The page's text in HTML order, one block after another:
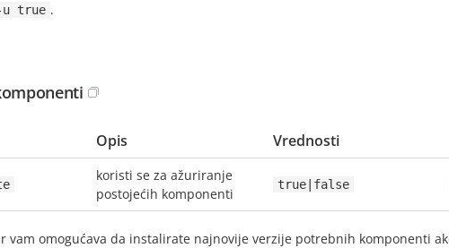
u true .
Opis Vrednosti
koristi se za ažuriranje
postojećih komponenti
true|false
vam omogućava da instalirate najnovije verzije potrebnih komponenti